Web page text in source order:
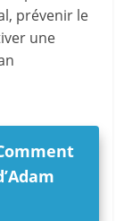
prévenir le
une